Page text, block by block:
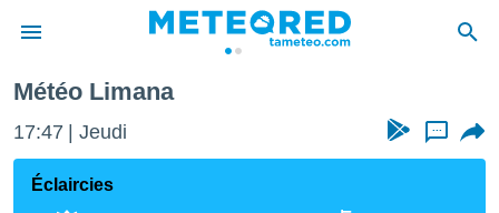
de
Météo Limana
17:47 Jeudi ...
Éclaircies